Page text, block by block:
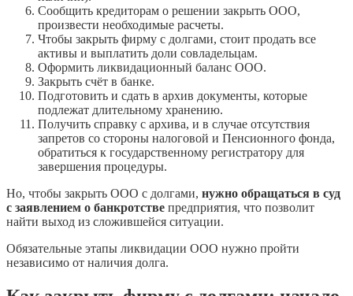
Сообщить кредиторам о решении закрыть ООО,
произвести необходимые расчеты.
Чтобы закрыть фирму с долгами, стоит продать все
активы и выплатить доли совладельцам.
Оформить ликвидационный баланс ООО.
Закрыть счёт в банке.
Подготовить и сдать в архив документы, которые
подлежат длительному хранению.
Получить справку с архива, и в случае отсутствия
запретов со стороны налоговой и Пенсионного фонда,
обратиться к государственному регистратору для
завершения процедуры.
Но, чтобы закрыть ООО с долгами, нужно обращаться в суд
с заявлением о банкротстве предприятия, что позволит
найти выход из сложившейся ситуации.
Обязательные этапы ликвидации ООО нужно пройти
независимо от наличия долга.